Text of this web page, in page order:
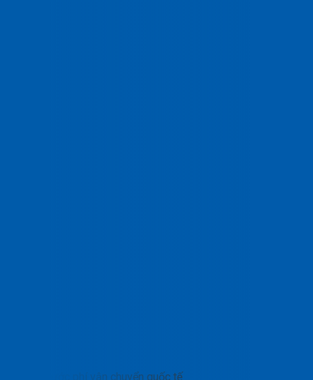
Cước phí vận chuyển quốc tế